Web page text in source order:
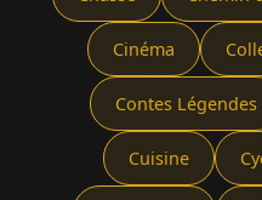
Cinéma
Contes Légendes
Cuisine